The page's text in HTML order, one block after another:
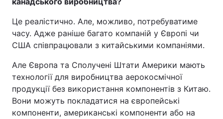
Це реалістично. Але, можливо, потребуватиме
часу. Адже раніше багато компаній у Європі чи
США співпрацювали з китайськими компаніями.
Але Європа та Сполучені Штати Америки мають
технології для виробництва аерокосмічної
продукції без використання компонентів з Китаю.
Вони можуть покладатися на європейські
компоненти, американські компоненти або на